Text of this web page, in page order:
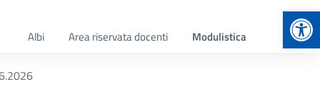
Albi Area riservata docenti Modulistica